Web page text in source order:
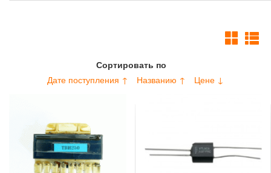
Сортировать по
Дате поступления ↑
Названию ↑ Цене ↓